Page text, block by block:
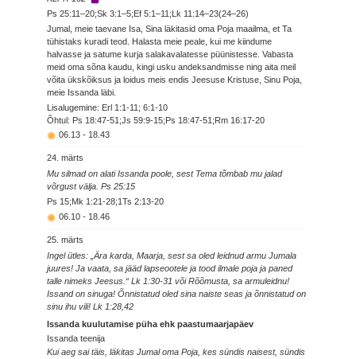
Ps 25:11–20;Sk 3:1–5;Ef 5:1–11;Lk 11:14–23(24–26)
Jumal, meie taevane Isa, Sina läkitasid oma Poja maailma, et Ta
tühistaks kuradi teod. Halasta meie peale, kui me kiindume
halvasse ja satume kurja salakavalatesse püünistesse. Vabasta
meid oma sõna kaudu, kingi usku andeksandmisse ning aita meil
võita ükskõiksus ja loidus meis endis Jeesuse Kristuse, Sinu Poja,
meie Issanda läbi.
Lisalugemine: Erl 1:1-11; 6:1-10
Õhtul: Ps 18:47-51;Js 59:9-15;Ps 18:47-51;Rm 16:17-20
06.13 - 18.43
24. märts
Mu silmad on alati Issanda poole, sest Tema tõmbab mu jalad
võrgust välja. Ps 25:15
Ps 15;Mk 1:21-28;1Ts 2:13-20
06.10 - 18.46
25. märts
Ingel ütles: „Ära karda, Maarja, sest sa oled leidnud armu Jumala
juures! Ja vaata, sa jääd lapseootele ja tood ilmale poja ja paned
talle nimeks Jeesus.“ Lk 1:30-31 või Rõõmusta, sa armuleidnu!
Issand on sinuga! Õnnistatud oled sina naiste seas ja õnnistatud on
sinu ihu vili! Lk 1:28,42
Issanda kuulutamise püha ehk paastumaarjapäev
Issanda teenija
Kui aeg sai täis, läkitas Jumal oma Poja, kes sündis naisest, sündis